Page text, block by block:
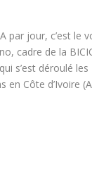
par jour, c’est le
cadre de la
s’est déroulé
Côte d’Ivoire